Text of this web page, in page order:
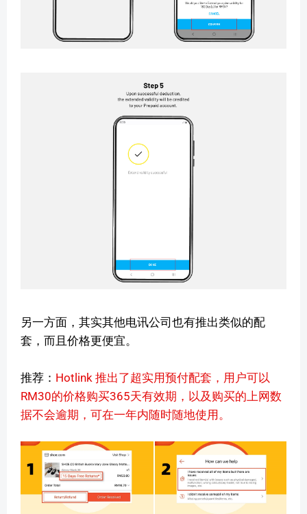
另一方面，其实其他电讯公司也有推出类似的配
套，而且价格更便宜。
推荐： Hotlink 推出了超实用预付配套，用户可以
RM30的价格购买365天有效期，以及购买的上网数
据不会逾期，可在一年内随时随地使用。